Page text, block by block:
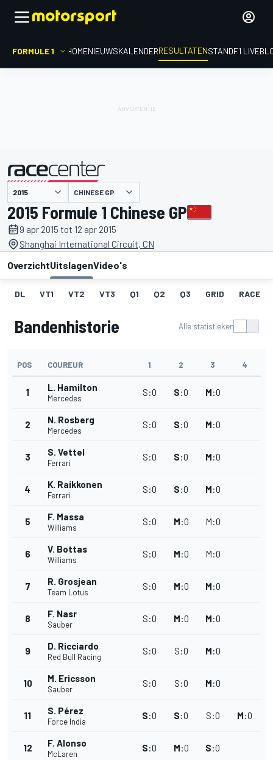
FORMULE 1 HOMENIEUWSKALENDERRESULTATENSTANDF1
gepresenteerd door CHINESE GP
2015 Formule 1 Chinese GP
9 apr 2015 tot 12 apr 2015
Shanghai International Circuit, CN
OverzichtUitslagenVideo's
DL VT1 VT2 VT3 Q1 Q2 Q3 GRID RACE
Bandenhistorie Alle statistieken
POS COUREUR 1 2 3 4
1 L. Hamilton
Mercedes
S:0 S:0 M:0
2 N. Rosberg
Mercedes
S:0 S:0 M:0
3 S. Vettel
Ferrari
S:0 S:0 M:0
4 K. Raikkonen
Ferrari
S:0 S:0 M:0
5 F. Massa
Williams
S:0 M:0 M:0
6 V. Bottas
Williams
S:0 M:0 M:0
7 R. Grosjean
Team Lotus
S:0 M:0 M:0
8 F. Nasr
Sauber
S:0 M:0 M:0
9 D. Ricciardo
Red Bull Racing
S:0 S:0 M:0
10 M. Ericsson
Sauber
S:0 S:0 M:0
11 S. Pérez
Force India
S:0 S:0 S:0 M:0
12 F. Alonso
McLaren
S:0 M:0 S:0